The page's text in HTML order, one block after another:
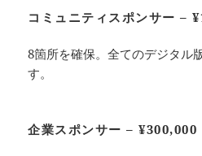
コミュニティスポンサー –
8箇所を確保。全てのデジタル
す。
企業スポンサー – ¥300,000